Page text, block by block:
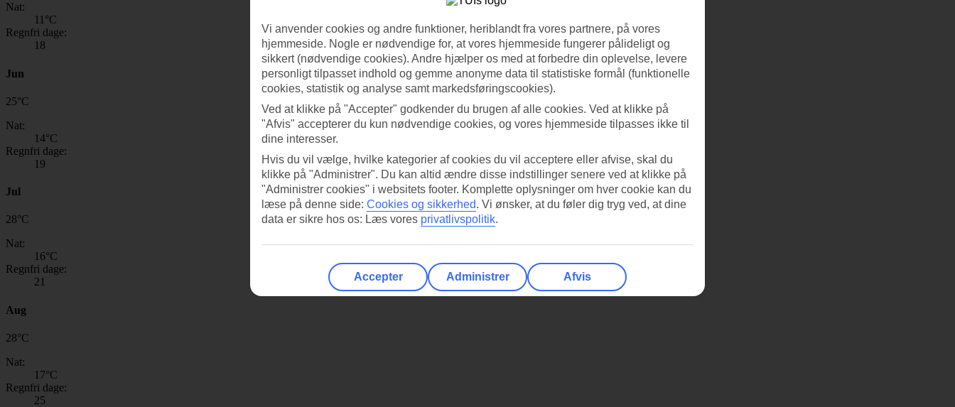
Nat:
11°C
Regnfri dage:
18
Jun
25°C
Nat:
14°C
Regnfri dage:
19
Jul
28°C
Nat:
16°C
Regnfri dage:
21
Aug
28°C
Nat:
17°C
Regnfri dage:
25
Vi anvender cookies og andre funktioner, heriblandt fra vores partnere, på vores
hjemmeside. Nogle er nødvendige for, at vores hjemmeside fungerer pålideligt og
sikkert (nødvendige cookies). Andre hjælper os med at forbedre din oplevelse, levere
personligt tilpasset indhold og gemme anonyme data til statistiske formål (funktionelle
cookies, statistik og analyse samt markedsføringscookies).
Ved at klikke på "Accepter" godkender du brugen af alle cookies. Ved at klikke på
"Afvis" accepterer du kun nødvendige cookies, og vores hjemmeside tilpasses ikke til
dine interesser.
Hvis du vil vælge, hvilke kategorier af cookies du vil acceptere eller afvise, skal du
klikke på "Administrer". Du kan altid ændre disse indstillinger senere ved at klikke på
"Administrer cookies" i websitets footer. Komplette oplysninger om hver cookie kan du
læse på denne side: Cookies og sikkerhed. Vi ønsker, at du føler dig tryg ved, at dine
data er sikre hos os: Læs vores privatlivspolitik.
Accepter Administrer Afvis